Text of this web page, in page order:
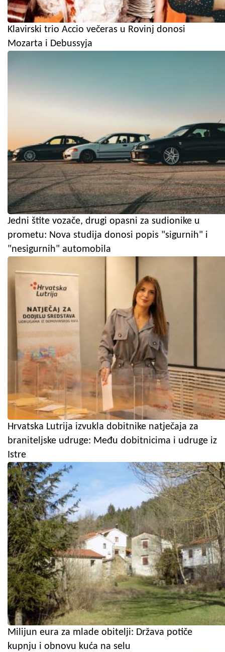
Klavirski trio Accio večeras u Rovinj donosi
Mozarta i Debussyja
Jedni štite vozače, drugi opasni za sudionike u
prometu: Nova studija donosi popis "sigurnih" i
"nesigurnih" automobila
Hrvatska Lutrija izvukla dobitnike natječaja za
braniteljske udruge: Među dobitnicima i udruge iz
Istre
Milijun eura za mlade obitelji: Država potiče
kupnju i obnovu kuća na selu